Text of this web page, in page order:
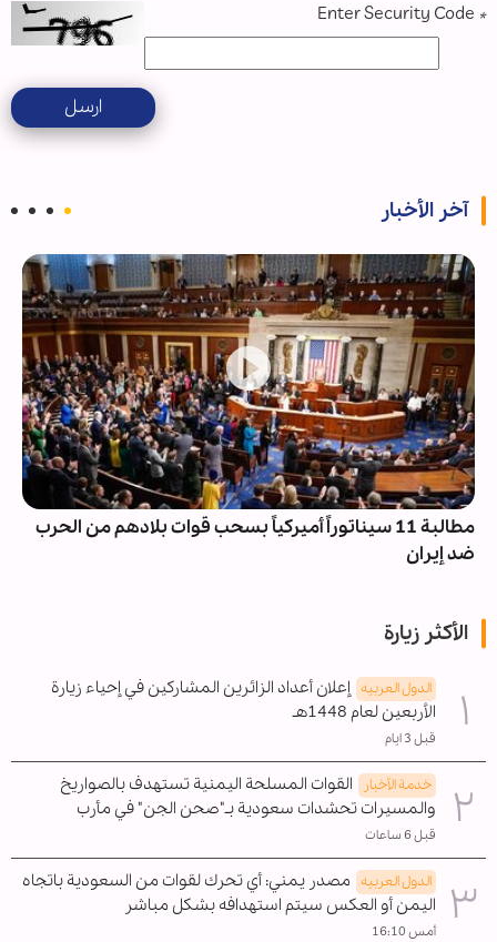
*
ارسل
آخر الأخبار
مطالبة 11 سيناتوراً أميركياً بسحب قوات بلادهم من الحرب
ضد إيران
الأكثر زيارة
الدول العربیه إعلان أعداد الزائرين المشاركين في إحياء زيارة
الأربعين لعام 1448هـ
قبل 3 ايام
خدمة الأخبار
القوات المسلحة اليمنية تستهدف بالصواريخ
والمسيرات تحشدات سعودية بـ"صحن الجن" في مأرب
قبل 6 ساعات
الدول العربیه مصدر يمني: أي تحرك لقوات من السعودية باتجاه
اليمن أو العكس سيتم استهدافه بشكل مباشر
أمس 16:10